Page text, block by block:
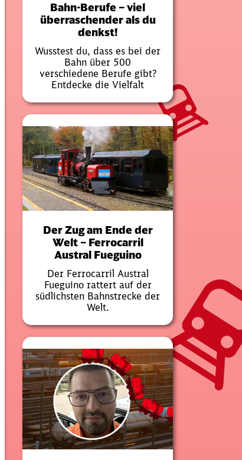
Bahn-Berufe – viel
überraschender als du
denkst!
Wusstest du, dass es bei der
Bahn über 500
verschiedene Berufe gibt?
Entdecke die Vielfalt
Der Zug am Ende der
Welt – Ferrocarril
Austral Fueguino
Der Ferrocarril Austral
Fueguino rattert auf der
südlichsten Bahnstrecke der
Welt.